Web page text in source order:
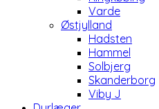
Varde
Østjylland
Hadsten
Hammel
Solbjerg
Skanderborg
Viby J